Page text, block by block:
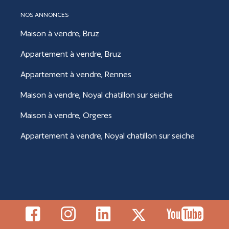
NOS ANNONCES
Maison à vendre, Bruz
Appartement à vendre, Bruz
Appartement à vendre, Rennes
Maison à vendre, Noyal chatillon sur seiche
Maison à vendre, Orgeres
Appartement à vendre, Noyal chatillon sur seiche